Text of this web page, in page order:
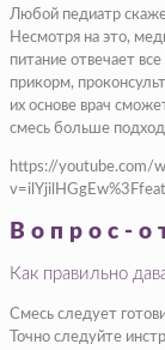
Любой педиатр
Несмотря на это,
питание отвечает
прикорм,
их основе врач
смесь больше
https://youtube.com/
Вопрос-
Как правильно
Смесь следует
Точно следуйте